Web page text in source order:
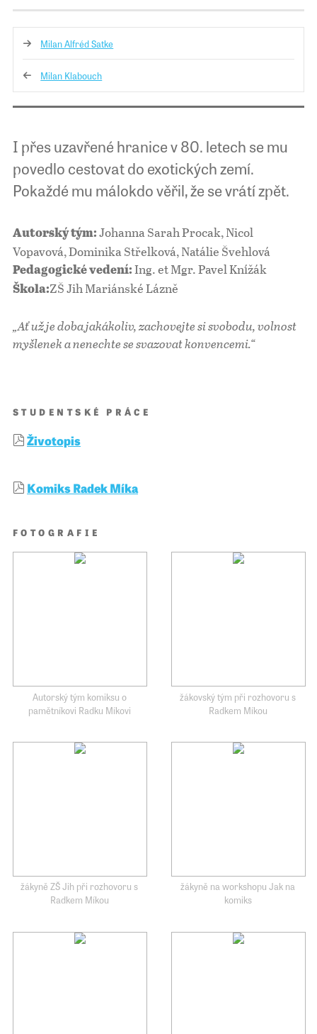
Milan Alfréd Satke
Milan Klabouch
I přes uzavřené hranice v 80. letech se mu
povedlo cestovat do exotických zemí.
Pokaždé mu málokdo věřil, že se vrátí zpět.
Autorský tým: Johanna Sarah Procak, Nicol
Vopavová, Dominika Střelková, Natálie Švehlová
Pedagogické vedení: Ing. et Mgr. Pavel Knížák
Škola:ZŠ Jih Mariánské Lázně
„Ať už je doba jakákoliv, zachovejte si svobodu, volnost
myšlenek a nenechte se svazovat konvencemi.“
STUDENTSKÉ PRÁCE
Životopis
Komiks Radek Míka
FOTOGRAFIE
Autorský tým komiksu o
pamětníkovi Radku Míkovi
žákovský tým při rozhovoru s
Radkem Míkou
žákyně ZŠ Jih při rozhovoru s
Radkem Míkou
žákyně na workshopu Jak na
komiks